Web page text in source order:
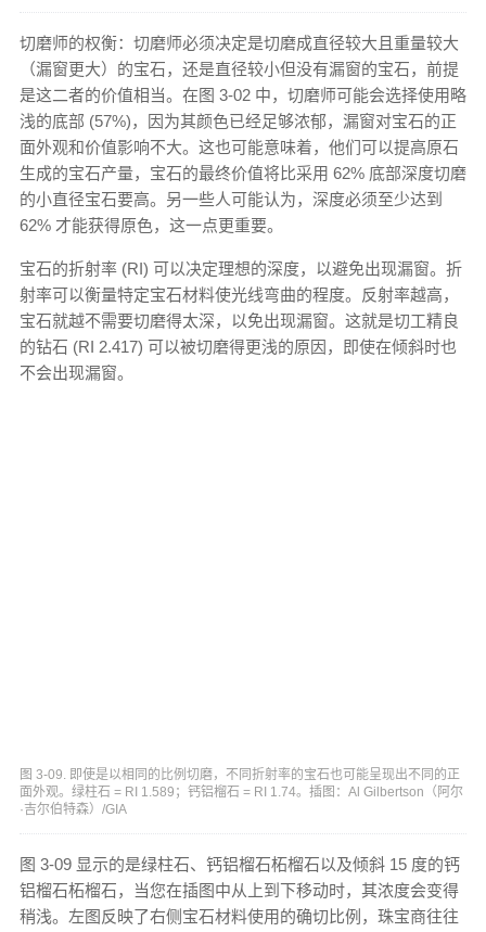
切磨师的权衡：切磨师必须决定是切磨成直径较大且重量较大
（漏窗更大）的宝石，还是直径较小但没有漏窗的宝石，前提
是这二者的价值相当。在图 3-02 中，切磨师可能会选择使用略
浅的底部 (57%)，因为其颜色已经足够浓郁，漏窗对宝石的正
面外观和价值影响不大。这也可能意味着，他们可以提高原石
生成的宝石产量，宝石的最终价值将比采用 62% 底部深度切磨
的小直径宝石要高。另一些人可能认为，深度必须至少达到
62% 才能获得原色，这一点更重要。
宝石的折射率 (RI) 可以决定理想的深度，以避免出现漏窗。折
射率可以衡量特定宝石材料使光线弯曲的程度。反射率越高，
宝石就越不需要切磨得太深，以免出现漏窗。这就是切工精良
的钻石 (RI 2.417) 可以被切磨得更浅的原因，即使在倾斜时也
不会出现漏窗。
图 3-09. 即使是以相同的比例切磨，不同折射率的宝石也可能呈现出不同的正
面外观。绿柱石 = RI 1.589；钙铝榴石 = RI 1.74。插图：Al Gilbertson（阿尔
·吉尔伯特森）/GIA
图 3-09 显示的是绿柱石、钙铝榴石柘榴石以及倾斜 15 度的钙
铝榴石柘榴石，当您在插图中从上到下移动时，其浓度会变得
稍浅。左图反映了右侧宝石材料使用的确切比例，珠宝商往往